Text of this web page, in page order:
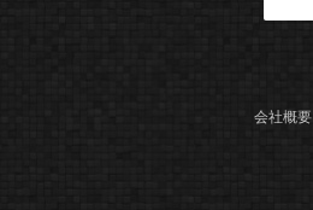
会社概要